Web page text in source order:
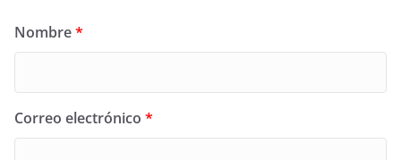
Nombre*
Correo electrónico *